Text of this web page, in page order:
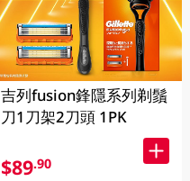
吉列fusion鋒隱系列剃鬚
刀1刀架2刀頭 1PK
$89.90